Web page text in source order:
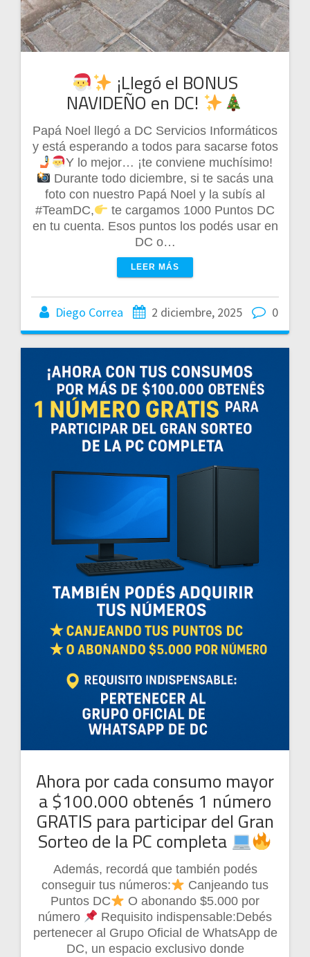
¡Llegó el BONUS
NAVIDEÑO en DC!
Papá Noel llegó a DC Servicios Informáticos
y está esperando a todos para sacarse fotos
Y lo mejor… ¡te conviene muchísimo!
Durante todo diciembre, si te sacás una
foto con nuestro Papá Noel y la subís al
#TeamDC,
te cargamos 1000 Puntos DC
en tu cuenta. Esos puntos los podés usar en
DC o…
LEER MÁS
Diego Correa 2 diciembre, 2025 0
Ahora por cada consumo mayor
a $100.000 obtenés 1 número
GRATIS para participar del Gran
Sorteo de la PC completa
Además, recordá que también podés
conseguir tus números:
Canjeando tus
Puntos DC
O abonando $5.000 por
número
Requisito indispensable:Debés
pertenecer al Grupo Oficial de WhatsApp de
DC, un espacio exclusivo donde